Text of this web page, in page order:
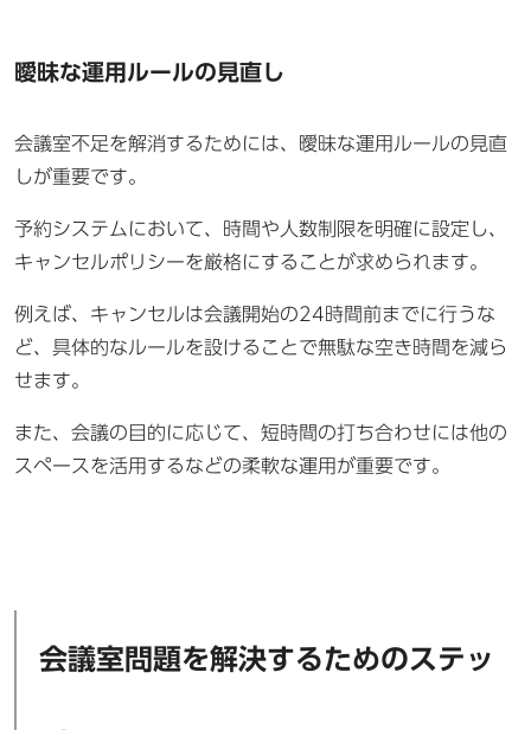
曖昧な運用ルールの見直し
会議室不足を解消するためには、曖昧な運用ルールの見直
しが重要です。
予約システムにおいて、時間や人数制限を明確に設定し、
キャンセルポリシーを厳格にすることが求められます。
例えば、キャンセルは会議開始の24時間前までに行うな
ど、具体的なルールを設けることで無駄な空き時間を減ら
せます。
また、会議の目的に応じて、短時間の打ち合わせには他の
スペースを活用するなどの柔軟な運用が重要です。
会議室問題を解決するためのステッ